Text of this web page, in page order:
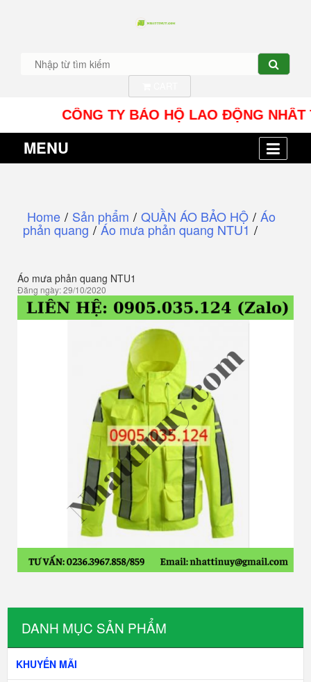
CÔNG TY BẢO HỘ LAO ĐỘNG NHÂT
MENU
DANH MỤC SẢN PHẨM
KHUYẾN MÃI
Home / Sản phẩm / QUẦN ÁO BẢO HỘ / Áo
phản quang / Áo mưa phản quang NTU1 /
Áo mưa phản quang NTU1
Đăng ngày: 29/10/2020